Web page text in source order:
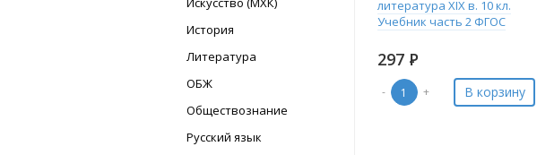
История
Литература
ОБЖ
Обществознание
Русский язык
литература XIX в. 10 кл.
Учебник часть 2 ФГОС
297 Р
- + В корзину